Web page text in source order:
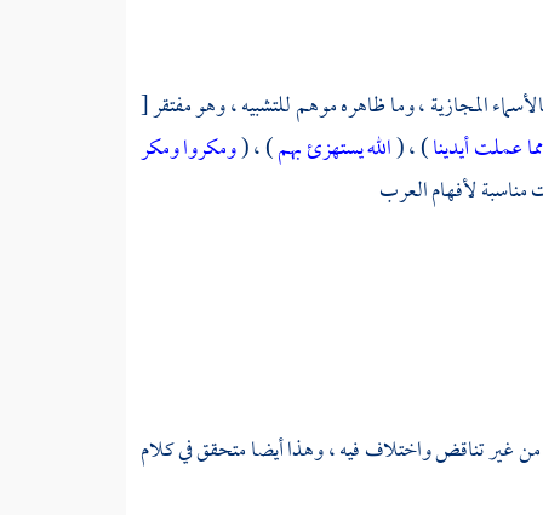
المجازية ، وما ظاهره موهم للتشبيه ، وهو مفتقر[
مما عملت أيدينا) ، (الله يستهزئ بهم) ، (ومكروا ومكر
مناسبة لأفهام العرب
من غير تناقض واختلاف فيه ، وهذا أيضا متحقق في كلام